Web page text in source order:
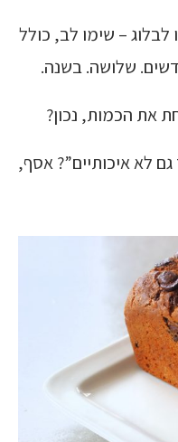
בלוגולדת 13, עלו לבלוג – שימו לב, כולל
שלושה. בשנה.
את הכמות, נכון?
לא איכותיים”? אסף,